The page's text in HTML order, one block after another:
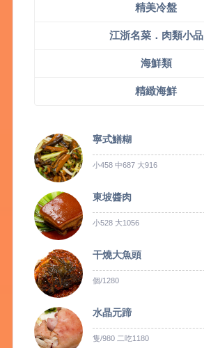
精美冷盤
江浙名菜．肉類小品
海鮮類
精緻海鮮
寧式鱔糊
小458 中687 大916
東坡醬肉
小528 大1056
干燒大魚頭
個/1280
水晶元蹄
隻/980 二吃1180